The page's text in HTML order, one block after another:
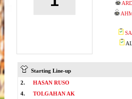
Starting Line-up
2.
HASAN RUSO
4.
TOLGAHAN AK